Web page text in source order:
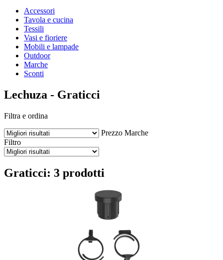
Accessori
Tavola e cucina
Tessili
Vasi e fioriere
Mobili e lampade
Outdoor
Marche
Sconti
Lechuza - Graticci
Filtra e ordina
Prezzo Marche
Filtro
Graticci: 3 prodotti